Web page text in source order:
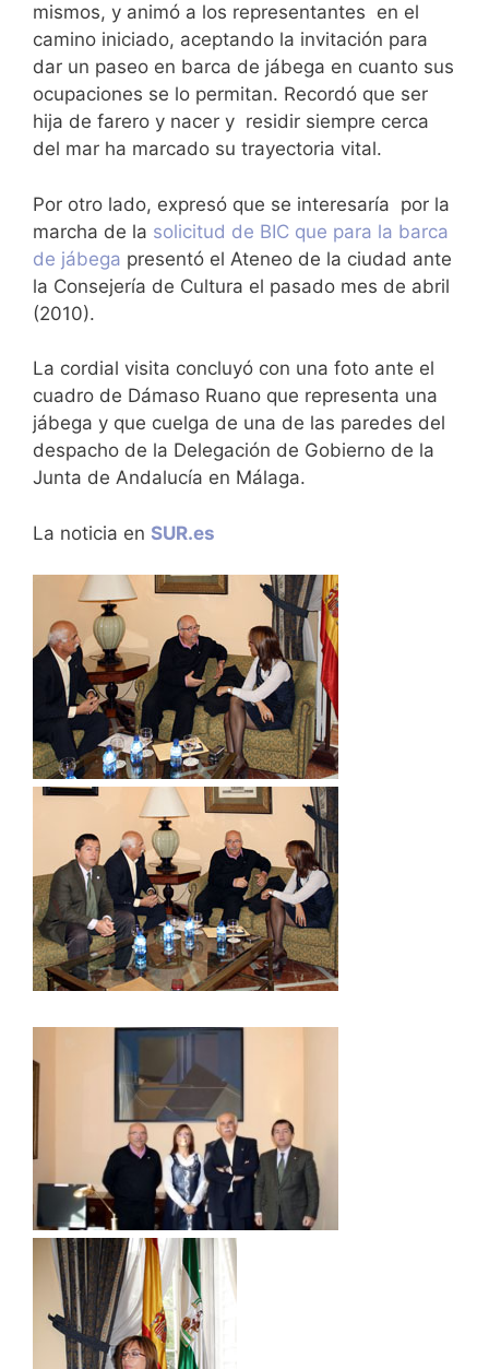
mismos, y animó a los representantes en el
camino iniciado, aceptando la invitación para
dar un paseo en barca de jábega en cuanto sus
ocupaciones se lo permitan. Recordó que ser
hija de farero y nacer y residir siempre cerca
del mar ha marcado su trayectoria vital.
Por otro lado, expresó que se interesaría por la
marcha de la solicitud de BIC que para la barca
de jábega presentó el Ateneo de la ciudad ante
la Consejería de Cultura el pasado mes de abril
(2010).
La cordial visita concluyó con una foto ante el
cuadro de Dámaso Ruano que representa una
jábega y que cuelga de una de las paredes del
despacho de la Delegación de Gobierno de la
Junta de Andalucía en Málaga.
La noticia en SUR.es